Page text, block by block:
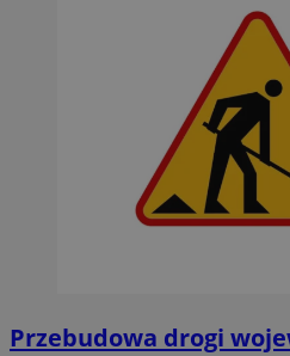
Przebudowa drogi